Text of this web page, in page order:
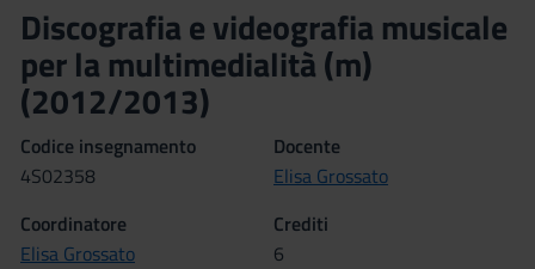
Discografia e videografia musicale
per la multimedialità (m)
(2012/2013)
Codice insegnamento
4S02358
Docente
Elisa Grossato
Coordinatore
Elisa Grossato
Crediti
6